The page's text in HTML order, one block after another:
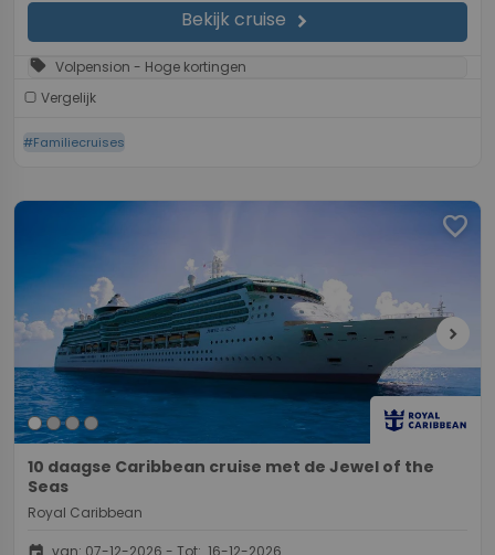
Bekijk cruise chevron_right
sell Volpension - Hoge kortingen
Vergelijk
#Familiecruises
favorite
chevron_right
10 daagse Caribbean cruise met de Jewel of the
Seas
Royal Caribbean